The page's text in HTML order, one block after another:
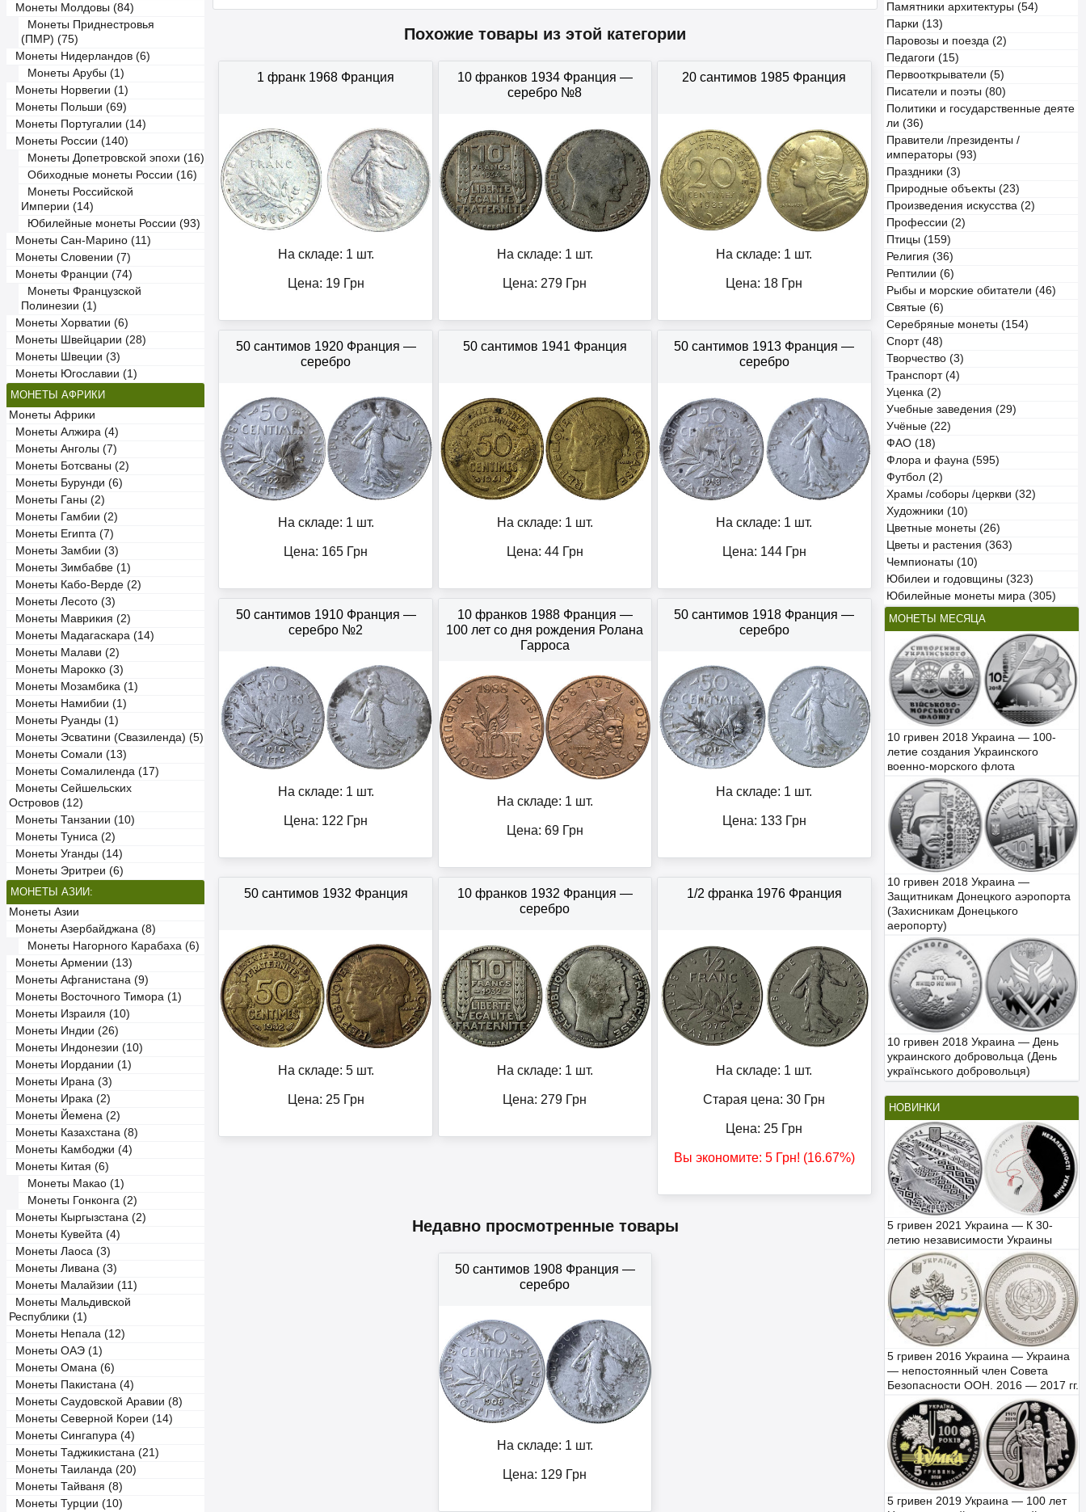
Монеты Молдовы (84)
Монеты Приднестровья
(ПМР) (75)
Монеты Нидерландов (6)
Монеты Арубы (1)
Монеты Норвегии (1)
Монеты Польши (69)
Монеты Португалии (14)
Монеты России (140)
Монеты Допетровской эпохи (16)
Обиходные монеты России (16)
Монеты Российской
Империи (14)
Юбилейные монеты России (93)
Монеты Сан-Марино (11)
Монеты Словении (7)
Монеты Франции (74)
Монеты Французской
Полинезии (1)
Монеты Хорватии (6)
Монеты Швейцарии (28)
Монеты Швеции (3)
Монеты Югославии (1)
МОНЕТЫ АФРИКИ
Монеты Африки
Монеты Алжира (4)
Монеты Анголы (7)
Монеты Ботсваны (2)
Монеты Бурунди (6)
Монеты Ганы (2)
Монеты Гамбии (2)
Монеты Египта (7)
Монеты Замбии (3)
Монеты Зимбабве (1)
Монеты Кабо-Верде (2)
Монеты Лесото (3)
Монеты Маврикия (2)
Монеты Мадагаскара (14)
Монеты Малави (2)
Монеты Марокко (3)
Монеты Мозамбика (1)
Монеты Намибии (1)
Монеты Руанды (1)
Монеты Эсватини (Свазиленда) (5)
Монеты Сомали (13)
Монеты Сомалиленда (17)
Монеты Сейшельских
Островов (12)
Монеты Танзании (10)
Монеты Туниса (2)
Монеты Уганды (14)
Монеты Эритреи (6)
МОНЕТЫ АЗИИ:
Монеты Азии
Монеты Азербайджана (8)
Монеты Нагорного Карабаха (6)
Монеты Армении (13)
Монеты Афганистана (9)
Монеты Восточного Тимора (1)
Монеты Израиля (10)
Монеты Индии (26)
Монеты Индонезии (10)
Монеты Иордании (1)
Монеты Ирана (3)
Монеты Ирака (2)
Монеты Йемена (2)
Монеты Казахстана (8)
Монеты Камбоджи (4)
Монеты Китая (6)
Монеты Макао (1)
Монеты Гонконга (2)
Монеты Кыргызстана (2)
Монеты Кувейта (4)
Монеты Лаоса (3)
Монеты Ливана (3)
Монеты Малайзии (11)
Монеты Мальдивской
Республики (1)
Монеты Непала (12)
Монеты ОАЭ (1)
Монеты Омана (6)
Монеты Пакистана (4)
Монеты Саудовской Аравии (8)
Монеты Северной Кореи (14)
Монеты Сингапура (4)
Монеты Таджикистана (21)
Монеты Таиланда (20)
Монеты Тайваня (8)
Монеты Турции (10)
Памятники архитектуры (54)
Парки (13)
Паровозы и поезда (2)
Педагоги (15)
Первооткрыватели (5)
Писатели и поэты (80)
Политики и государственные деяте
ли (36)
Правители /президенты /
императоры (93)
Праздники (3)
Природные объекты (23)
Произведения искусства (2)
Профессии (2)
Птицы (159)
Религия (36)
Рептилии (6)
Рыбы и морские обитатели (46)
Святые (6)
Серебряные монеты (154)
Спорт (48)
Творчество (3)
Транспорт (4)
Уценка (2)
Учебные заведения (29)
Учёные (22)
ФАО (18)
Флора и фауна (595)
Футбол (2)
Храмы /соборы /церкви (32)
Художники (10)
Цветные монеты (26)
Цветы и растения (363)
Чемпионаты (10)
Юбилеи и годовщины (323)
Юбилейные монеты мира (305)
МОНЕТЫ МЕСЯЦА
10 гривен 2018 Украина — 100-
летие создания Украинского
военно-морского флота
10 гривен 2018 Украина —
Защитникам Донецкого аэропорта
(Захисникам Донецького
аеропорту)
10 гривен 2018 Украина — День
украинского добровольца (День
українського добровольця)
НОВИНКИ
5 гривен 2021 Украина — К 30-
летию независимости Украины
5 гривен 2016 Украина — Украина
— непостоянный член Совета
Безопасности ООН. 2016 — 2017 гг.
5 гривен 2019 Украина — 100 лет
Похожие товары из этой категории
1 франк 1968 Франция
На складе: 1 шт.
Цена: 19Грн
10 франков 1934 Франция —
серебро №8
На складе: 1 шт.
Цена: 279 Грн
20 сантимов 1985 Франция
На складе: 1 шт.
Цена: 18 Грн
50 сантимов 1920 Франция —
серебро
На складе: 1 шт.
Цена: 165 Грн
50 сантимов 1941 Франция
На складе: 1 шт.
Цена: 44Грн
50 сантимов 1913 Франция —
серебро
На складе: 1 шт.
Цена: 144Грн
50 сантимов 1910 Франция —
серебро №2
На складе: 1 шт.
Цена: 122 Грн
10 франков 1988 Франция —
100 лет со дня рождения Ролана
Гарроса
На складе: 1 шт.
Цена: 69Грн
50 сантимов 1918 Франция —
серебро
На складе: 1 шт.
Цена: 133Грн
50 сантимов 1932 Франция
На складе: 5 шт.
Цена: 25Грн
10 франков 1932 Франция —
серебро
На складе: 1 шт.
Цена: 279 Грн
1/2 франка 1976 Франция
На складе: 1 шт.
Старая цена: 30 Грн
Цена: 25 Грн
Вы экономите: 5Грн! (16.67%)
Недавно просмотренные товары
50 сантимов 1908 Франция —
серебро
На складе: 1 шт.
Цена: 129 Грн